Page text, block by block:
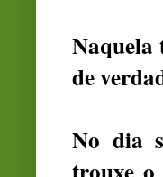
Naquela
de
No dia